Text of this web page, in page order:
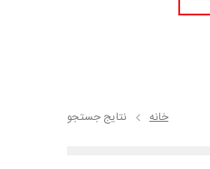
خانه نتایج جستجو